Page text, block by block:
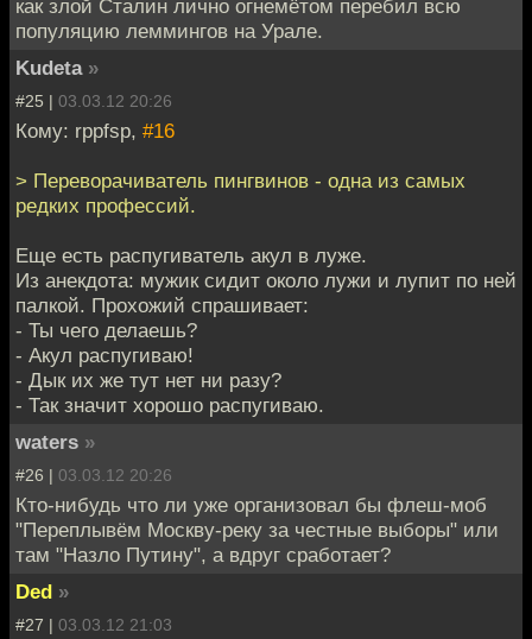
как злой Сталин лично огнемётом перебил всю
популяцию леммингов на Урале.
Kudeta »
#25 | 03.03.12 20:26
Кому: rppfsp, #16
> Переворачиватель пингвинов - одна из самых
редких профессий.
Еще есть распугиватель акул в луже.
Из анекдота: мужик сидит около лужи и лупит по ней
палкой. Прохожий спрашивает:
- Ты чего делаешь?
- Акул распугиваю!
- Дык их же тут нет ни разу?
- Так значит хорошо распугиваю.
waters »
#26 | 03.03.12 20:26
Кто-нибудь что ли уже организовал бы флеш-моб
"Переплывём Москву-реку за честные выборы" или
там "Назло Путину", а вдруг сработает?
Ded »
#27 | 03.03.12 21:03